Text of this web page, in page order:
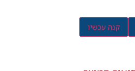
קנה עכשיו